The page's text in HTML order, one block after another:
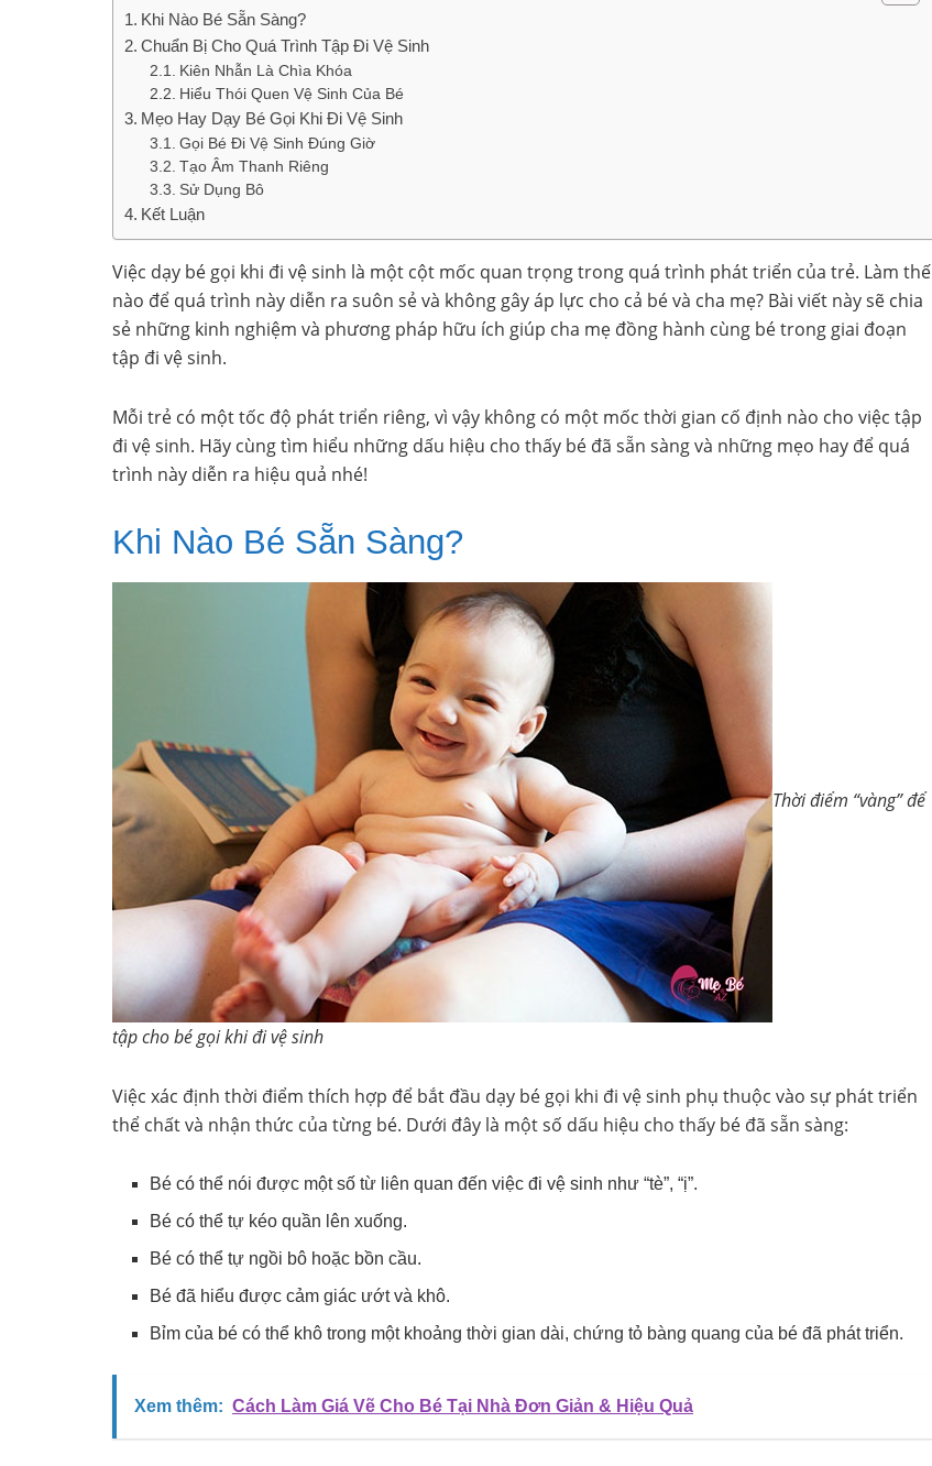
Khi Nào Bé Sẵn Sàng?
Chuẩn Bị Cho Quá Trình Tập Đi Vệ Sinh
Kiên Nhẫn Là Chìa Khóa
Hiểu Thói Quen Vệ Sinh Của Bé
Mẹo Hay Dạy Bé Gọi Khi Đi Vệ Sinh
Gọi Bé Đi Vệ Sinh Đúng Giờ
Tạo Âm Thanh Riêng
Sử Dụng Bô
Kết Luận
Việc dạy bé gọi khi đi vệ sinh là một cột mốc quan trọng trong quá trình phát triển của trẻ. Làm thế
nào để quá trình này diễn ra suôn sẻ và không gây áp lực cho cả bé và cha mẹ? Bài viết này sẽ chia
sẻ những kinh nghiệm và phương pháp hữu ích giúp cha mẹ đồng hành cùng bé trong giai đoạn
tập đi vệ sinh.
Mỗi trẻ có một tốc độ phát triển riêng, vì vậy không có một mốc thời gian cố định nào cho việc tập
đi vệ sinh. Hãy cùng tìm hiểu những dấu hiệu cho thấy bé đã sẵn sàng và những mẹo hay để quá
trình này diễn ra hiệu quả nhé!
Khi Nào Bé Sẵn Sàng?
Thời điểm “vàng” để
tập cho bé gọi khi đi vệ sinh
Việc xác định thời điểm thích hợp để bắt đầu dạy bé gọi khi đi vệ sinh phụ thuộc vào sự phát triển
thể chất và nhận thức của từng bé. Dưới đây là một số dấu hiệu cho thấy bé đã sẵn sàng:
Bé có thể nói được một số từ liên quan đến việc đi vệ sinh như “tè”, “ị”.
Bé có thể tự kéo quần lên xuống.
Bé có thể tự ngồi bô hoặc bồn cầu.
Bé đã hiểu được cảm giác ướt và khô.
Bỉm của bé có thể khô trong một khoảng thời gian dài, chứng tỏ bàng quang của bé đã phát triển.
Xem thêm: Cách Làm Giá Vẽ Cho Bé Tại Nhà Đơn Giản & Hiệu Quả